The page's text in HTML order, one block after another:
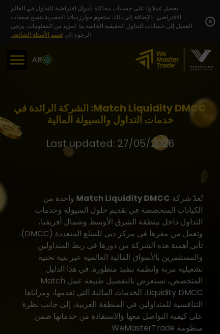
content
يحصل عملاؤنا على حسابات محاكاة بأموال افتراضية للتداول في العالم
الافتراضي. بالإضافة إلى ذلك، ستقوم خوارزمياتنا الحصرية بنسخ صفقات
العميل إلى حسابات التداول الحقيقية الخاصة بنا. لمزيد من المعلومات، يرجى
الرجوع إلى قسم الأسئلة الشائعة.
x
AR
Match Liquidity DMCC: الشركة الرائدة في
خدمات التداول والسيولة المالية
Last updated: 27/05/2026
تُعدّ شركة Match Liquidity DMCC واحدة من
الكيانات المتخصصة في تقديم حلول السيولة وخدمات
التداول داخل منطقة الشرق الأوسط وشمال أفريقيا،
وتعمل من مقرها في مركز دبي للسلع المتعددة (DMCC).
تأتي أهمية هذه الشركة من دورها في ربط المتداولين
والمستثمرين بالأسواق المالية العالمية عبر بنية تحتية
تشغيلية مرنة وأنظمة تنفيذ متطورة. في هذا الدليل
المتخصص، نستعرض بالتفصيل طبيعة عمل Match
Liquidity DMCC، الخدمات المالية التي تقدمها، ومزاياها
التنافسية للمتداولين في المنطقة العربية، إلى جانب نظرة
على كيفية التواصل معها والاستفادة من خدماتها ضمن
منظومة WeMasterTrade
.